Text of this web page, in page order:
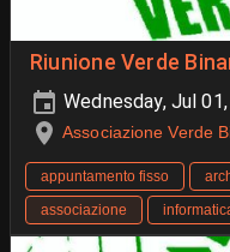
Riunione Verde
Wednesday, Jul
Associazione Verde
appuntamento fisso
associazione